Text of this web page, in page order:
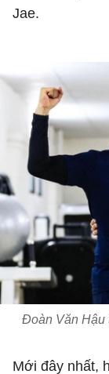
Jae.
Đoàn Văn Hậu
Mới đây nhất,